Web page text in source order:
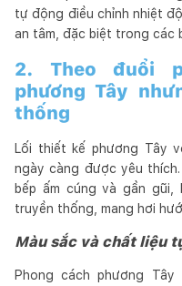
tự động điều chỉnh nhiệt
an tâm, đặc biệt trong các
2. Theo đuổi
phương Tây
thống
Lối thiết kế phương Tây
ngày càng được yêu
bếp ấm cúng và gần
truyền thống, mang hơi
Màu sắc và chất liệu
Phong cách phương